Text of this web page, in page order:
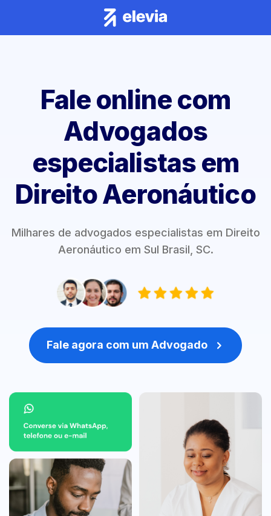
Fale online com
Advogados
especialistas em
Direito Aeronáutico
Milhares de advogados especialistas em Direito
Aeronáutico em Sul Brasil, SC.
Fale agora com um Advogado 